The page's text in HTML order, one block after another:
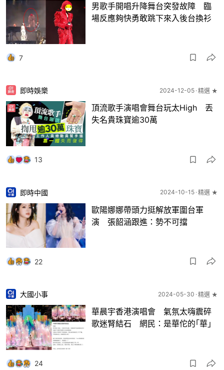
男歌手開唱升降舞台突發故障 臨
場反應夠快勇敢跳下來入後台換衫
7
即時娛樂 2024-12-05 精選 ★
頂流歌手演唱會舞台玩太High 丟
失名貴珠寶逾30萬
13
即時中國 2024-10-15 精選 ★
歐陽娜娜帶頭力挺解放軍圍台軍
演 張韶涵跟進：勢不可擋
22
大國小事 2024-05-30 精選 ★
華晨宇香港演唱會 氣氛太嗨震碎
歌迷腎結石 網民：是華佗的｢華｣
24